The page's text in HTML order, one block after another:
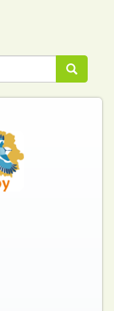
Пошук
Пошук